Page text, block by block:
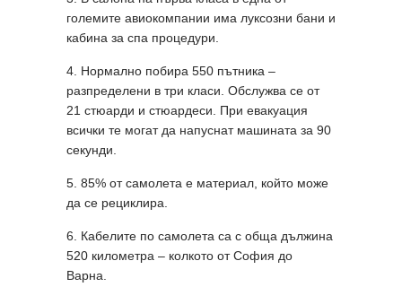
големите авиокомпании има луксозни бани и
кабина за спа процедури.
4. Нормално побира 550 пътника –
разпределени в три класи. Обслужва се от
21 стюарди и стюардеси. При евакуация
всички те могат да напуснат машината за 90
секунди.
5. 85% от самолета е материал, който може
да се рециклира.
6. Кабелите по самолета са с обща дължина
520 километра – колкото от София до
Варна.